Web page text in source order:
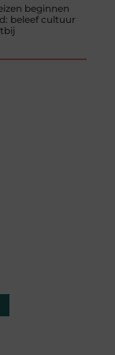
beginnen
beleef cultuur